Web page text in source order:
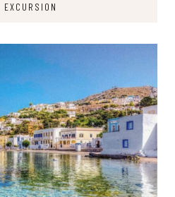
EXCURSION